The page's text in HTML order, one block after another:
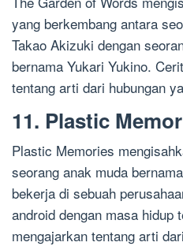
yang berkembang antara
Takao Akizuki dengan
bernama Yukari Yukino.
tentang arti dari hubungan
11. Plastic
Plastic Memories
seorang anak muda
bekerja di sebuah
android dengan masa hidup
mengajarkan tentang arti